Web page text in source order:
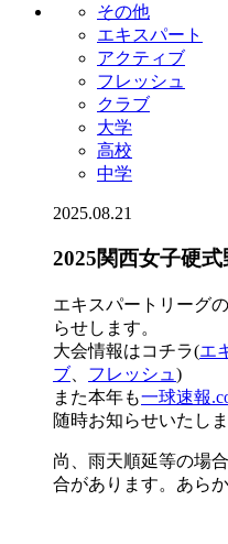
その他
エキスパート
アクティブ
フレッシュ
クラブ
大学
高校
中学
2025.08.21
2025関西女子硬
エキスパートリーグ
らせします。
大会情報はコチラ(エ
ブ
フレッシュ )
また本年も一球速報
随時お知らせいたしま
尚、雨天順延等の場
合があります。あら